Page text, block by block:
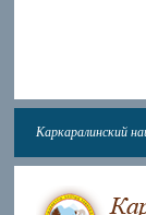
Каркаралинский